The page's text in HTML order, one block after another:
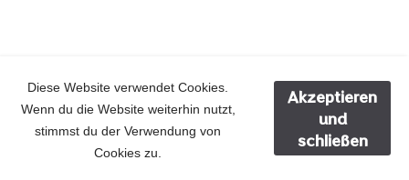
Diese Website verwendet Cookies.
Wenn du die Website weiterhin nutzt,
stimmst du der Verwendung von
Cookies zu.
Akzeptieren
und
schließen